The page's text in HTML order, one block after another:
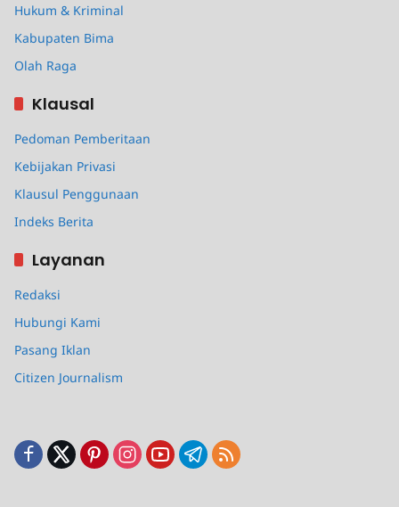
Hukum & Kriminal
Kabupaten Bima
Olah Raga
Klausal
Pedoman Pemberitaan
Kebijakan Privasi
Klausul Penggunaan
Indeks Berita
Layanan
Redaksi
Hubungi Kami
Pasang Iklan
Citizen Journalism